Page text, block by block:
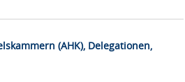
(AHK), Delegationen,